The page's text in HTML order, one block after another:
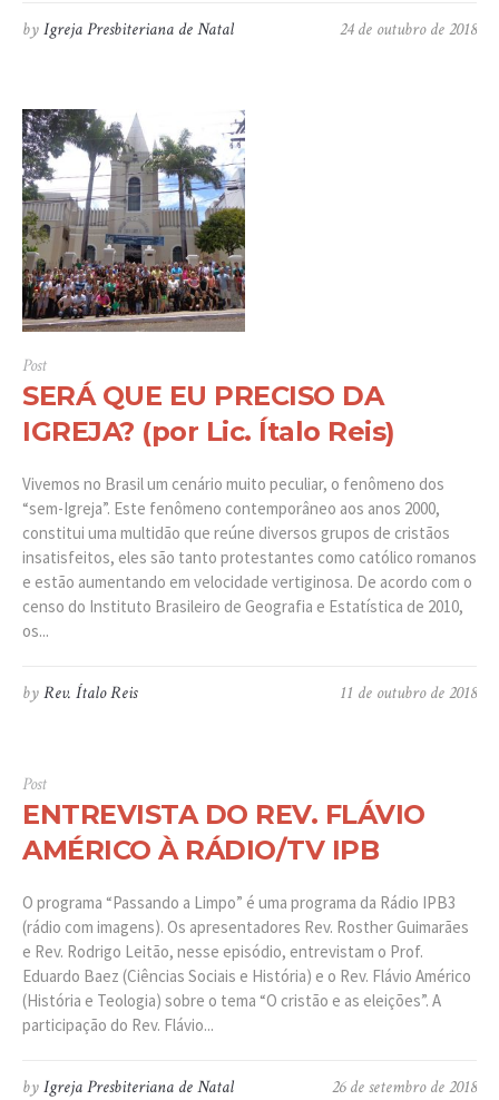
24 de outubro de 2018
byIgreja Presbiteriana de Natal
Post
SERÁ QUE EU PRECISO DA
IGREJA? (por Lic. Ítalo Reis)
Vivemos no Brasil um cenário muito peculiar, o fenômeno dos
“sem-Igreja”. Este fenômeno contemporâneo aos anos 2000,
constitui uma multidão que reúne diversos grupos de cristãos
insatisfeitos, eles são tanto protestantes como católico romanos
e estão aumentando em velocidade vertiginosa. De acordo com o
censo do Instituto Brasileiro de Geografia e Estatística de 2010,
os...
11 de outubro de 2018
byRev. Ítalo Reis
Post
ENTREVISTA DO REV. FLÁVIO
AMÉRICO À RÁDIO/TV IPB
O programa “Passando a Limpo” é uma programa da Rádio IPB3
(rádio com imagens). Os apresentadores Rev. Rosther Guimarães
e Rev. Rodrigo Leitão, nesse episódio, entrevistam o Prof.
Eduardo Baez (Ciências Sociais e História) e o Rev. Flávio Américo
(História e Teologia) sobre o tema “O cristão e as eleições”. A
participação do Rev. Flávio...
26 de setembro de 2018
byIgreja Presbiteriana de Natal